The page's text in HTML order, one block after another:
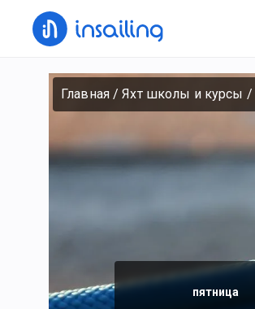
Главная/Яхт школы и курсы /
пятница